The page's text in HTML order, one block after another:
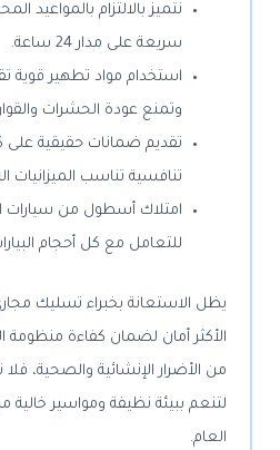
نتميز بالالتزام بالمواعيد
سريعة على مدار 24 ساعة.
استخدام مواد تطهير قوية
وتمنع عودة الحشرات
تقديم ضمانات حقيقية على
تنافسية تناسب الميزانيات
امتلاك أسطول من سيارات
للتعامل مع كل أحجام
يظل الاستعانة بخبراء تسليك
الأكثر أمان لضمان كفاءة
من الأضرار الإنشائية والصحية،
لتنعم ببيئة نظيفة ومواسير خالية
العام.